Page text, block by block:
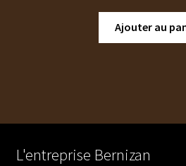
Ajouter au
L'entreprise Bernizan